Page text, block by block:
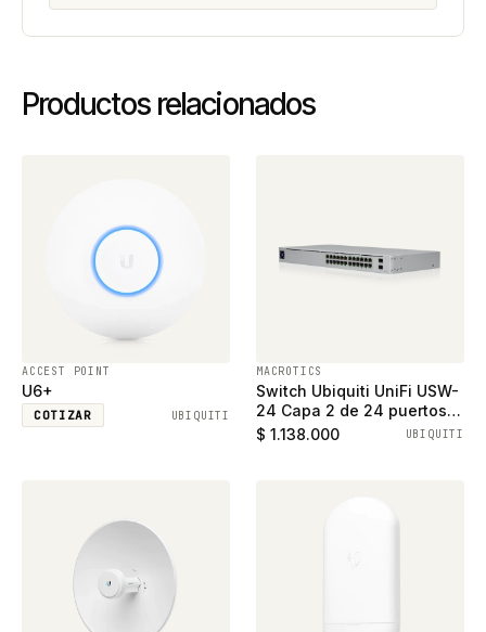
Productos relacionados
ACCEST POINT
U6+
COTIZAR UBIQUITI
MACROTICS
Switch Ubiquiti UniFi USW-
24 Capa 2 de 24 puertos
ethernet gigabit y 2
$ 1.138.000 UBIQUITI